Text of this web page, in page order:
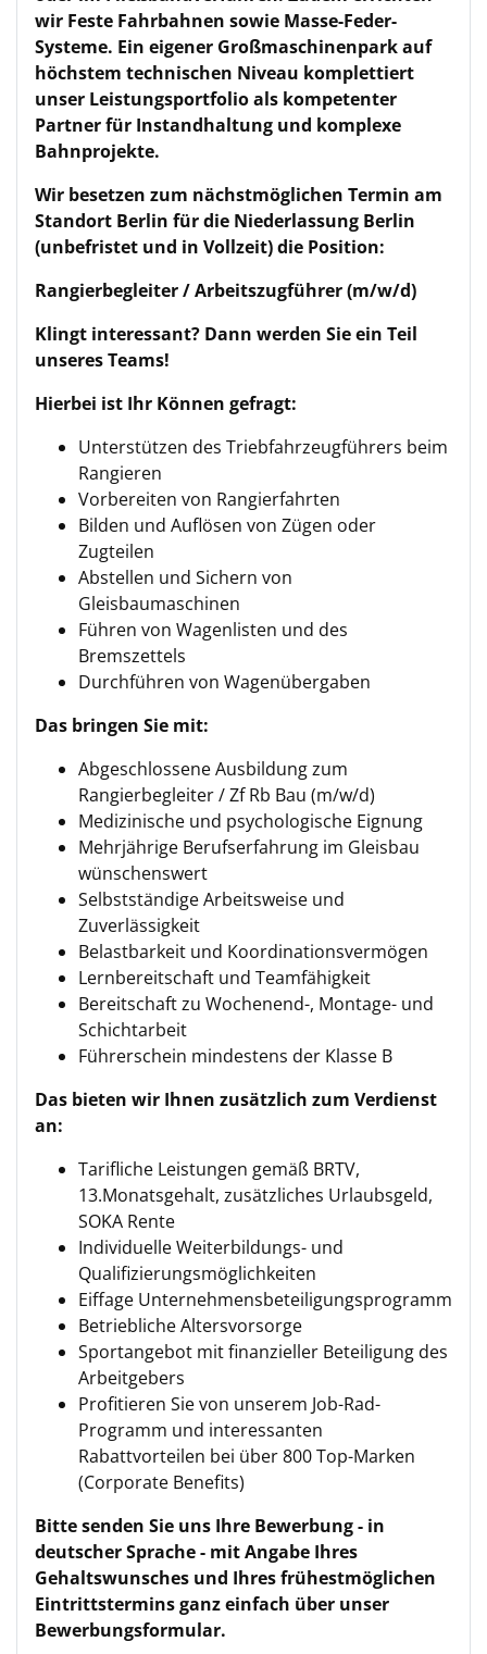
wir Feste Fahrbahnen sowie Masse-Feder-
Systeme. Ein eigener Großmaschinenpark auf
höchstem technischen Niveau komplettiert
unser Leistungsportfolio als kompetenter
Partner für Instandhaltung und komplexe
Bahnprojekte.
Wir besetzen zum nächstmöglichen Termin am
Standort Berlin für die Niederlassung Berlin
(unbefristet und in Vollzeit) die Position:
Rangierbegleiter / Arbeitszugführer (m/w/d)
Klingt interessant? Dann werden Sie ein Teil
unseres Teams!
Hierbei ist Ihr Können gefragt:
Unterstützen des Triebfahrzeugführers beim
Rangieren
Vorbereiten von Rangierfahrten
Bilden und Auflösen von Zügen oder
Zugteilen
Abstellen und Sichern von
Gleisbaumaschinen
Führen von Wagenlisten und des
Bremszettels
Durchführen von Wagenübergaben
Das bringen Sie mit:
Abgeschlossene Ausbildung zum
Rangierbegleiter / Zf Rb Bau (m/w/d)
Medizinische und psychologische Eignung
Mehrjährige Berufserfahrung im Gleisbau
wünschenswert
Selbstständige Arbeitsweise und
Zuverlässigkeit
Belastbarkeit und Koordinationsvermögen
Lernbereitschaft und Teamfähigkeit
Bereitschaft zu Wochenend-, Montage- und
Schichtarbeit
Führerschein mindestens der Klasse B
Das bieten wir Ihnen zusätzlich zum Verdienst
an:
Tarifliche Leistungen gemäß BRTV,
13.Monatsgehalt, zusätzliches Urlaubsgeld,
SOKA Rente
Individuelle Weiterbildungs- und
Qualifizierungsmöglichkeiten
Eiffage Unternehmensbeteiligungsprogramm
Betriebliche Altersvorsorge
Sportangebot mit finanzieller Beteiligung des
Arbeitgebers
Profitieren Sie von unserem Job-Rad-
Programm und interessanten
Rabattvorteilen bei über 800 Top-Marken
(Corporate Benefits)
Bitte senden Sie uns Ihre Bewerbung - in
deutscher Sprache - mit Angabe Ihres
Gehaltswunsches und Ihres frühestmöglichen
Eintrittstermins ganz einfach über unser
Bewerbungsformular.